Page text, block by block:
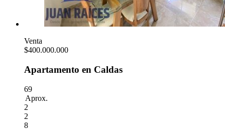
Venta
$400.000.000
Apartamento en Caldas
69
Aprox.
2
2
8